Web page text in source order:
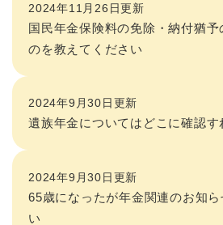
2024年11月26日更新
国民年金保険料の免除・納付猶予
のを教えてください
2024年9月30日更新
遺族年金についてはどこに確認
2024年9月30日更新
65歳になったが年金関連のお知
い